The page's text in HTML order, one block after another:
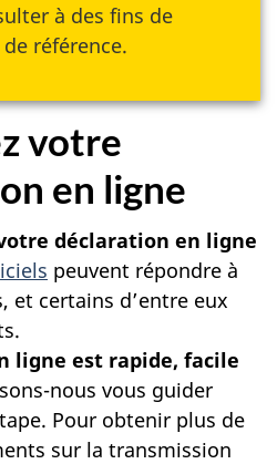
à des fins de
référence.
votre
en ligne
déclaration en ligne
peuvent répondre à
et certains d’entre eux
ligne est rapide, facile
nous vous guider
Pour obtenir plus de
sur la transmission